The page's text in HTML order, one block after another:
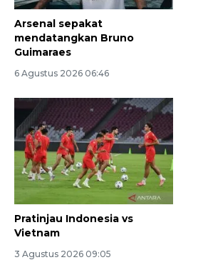
Arsenal sepakat
mendatangkan Bruno
Guimaraes
6 Agustus 2026 06:46
Pratinjau Indonesia vs
Vietnam
3 Agustus 2026 09:05